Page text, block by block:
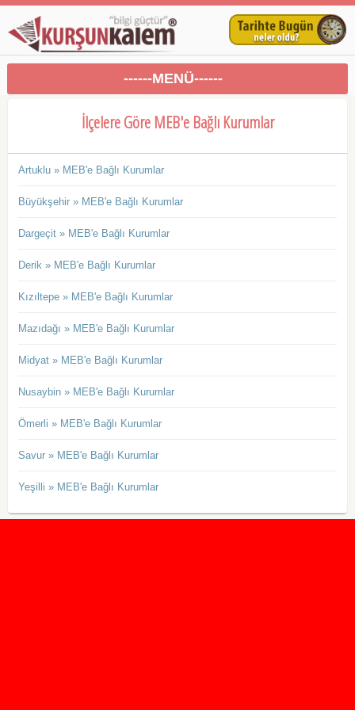
------MENÜ------
İlçelere Göre MEB'e Bağlı Kurumlar
Artuklu » MEB'e Bağlı Kurumlar
Büyükşehir » MEB'e Bağlı Kurumlar
Dargeçit » MEB'e Bağlı Kurumlar
Derik » MEB'e Bağlı Kurumlar
Kızıltepe » MEB'e Bağlı Kurumlar
Mazıdağı » MEB'e Bağlı Kurumlar
Midyat » MEB'e Bağlı Kurumlar
Nusaybin » MEB'e Bağlı Kurumlar
Ömerli » MEB'e Bağlı Kurumlar
Savur » MEB'e Bağlı Kurumlar
Yeşilli » MEB'e Bağlı Kurumlar